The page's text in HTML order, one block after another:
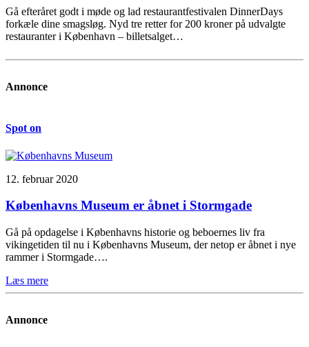
Gå efteråret godt i møde og lad restaurantfestivalen DinnerDays
forkæle dine smagsløg. Nyd tre retter for 200 kroner på udvalgte
restauranter i København – billetsalget…
Annonce
Spot on
12. februar 2020
Københavns Museum er åbnet i Stormgade
Gå på opdagelse i Københavns historie og beboernes liv fra
vikingetiden til nu i Københavns Museum, der netop er åbnet i nye
rammer i Stormgade….
Læs mere
Annonce